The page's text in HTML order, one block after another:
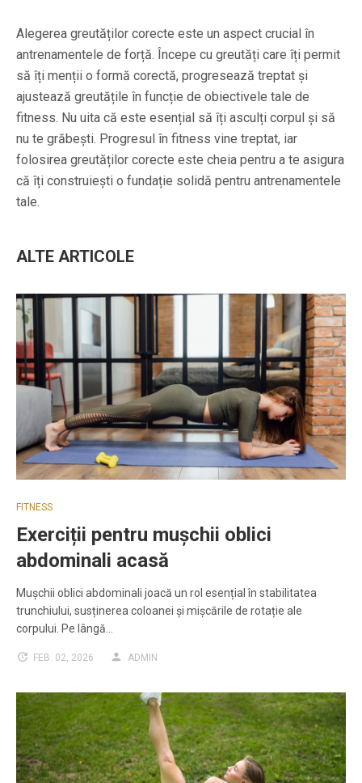
Alegerea greutăților corecte este un aspect crucial în
antrenamentele de forță. Începe cu greutăți care îți permit
să îți menții o formă corectă, progresează treptat și
ajustează greutățile în funcție de obiectivele tale de
fitness. Nu uita că este esențial să îți asculți corpul și să
nu te grăbești. Progresul în fitness vine treptat, iar
folosirea greutăților corecte este cheia pentru a te asigura
că îți construiești o fundație solidă pentru antrenamentele
tale.
ALTE ARTICOLE
FITNESS
Exerciții pentru mușchii oblici
abdominali acasă
Mușchii oblici abdominali joacă un rol esențial în stabilitatea
trunchiului, susținerea coloanei și mișcările de rotație ale
corpului. Pe lângă…
FEB. 02, 2026 ADMIN